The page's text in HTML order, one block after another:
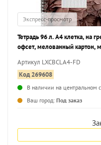
Экспресс-просмотр
Тетрадь 96 л. А4 клетка, на
офсет, мелованный картон,
Артикул LXCBCLA4-FD
Код 269608
В наличии на центральном
Ваш город: Под заказ